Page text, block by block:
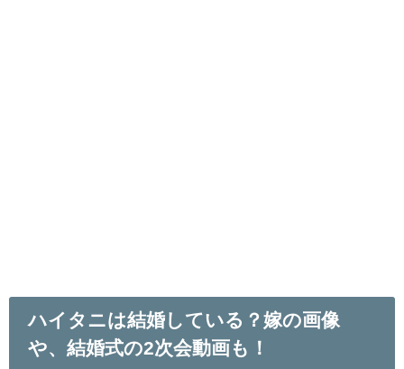
ハイタニは結婚している？嫁の画像
や、結婚式の2次会動画も！